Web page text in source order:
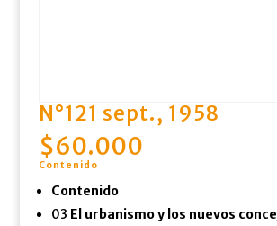
N°121 sept., 1958
$60.000
Contenido
Contenido
03 El urbanismo y los nuevos